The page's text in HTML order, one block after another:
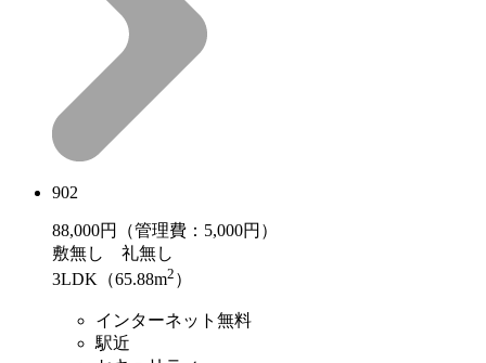
902
88,000円（管理費：5,000円）
敷無し 礼無し
3LDK（65.88m2 ）
インターネット無料
駅近